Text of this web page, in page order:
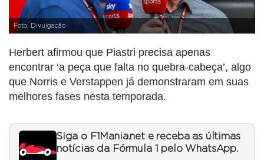
Foto: Divulgação
Herbert afirmou que Piastri precisa apenas
encontrar ‘a peça que falta no quebra-cabeça’, algo
que Norris e Verstappen já demonstraram em suas
melhores fases nesta temporada.
Siga o F1Mania.net e receba as últimas
notícias da Fórmula 1 pelo WhatsApp.